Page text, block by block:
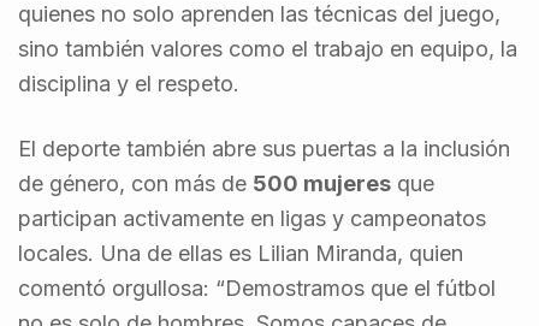
quienes no solo aprenden las técnicas del juego,
sino también valores como el trabajo en equipo, la
disciplina y el respeto.
El deporte también abre sus puertas a la inclusión
de género, con más de 500 mujeres que
participan activamente en ligas y campeonatos
locales. Una de ellas es Lilian Miranda, quien
comentó orgullosa: “Demostramos que el fútbol